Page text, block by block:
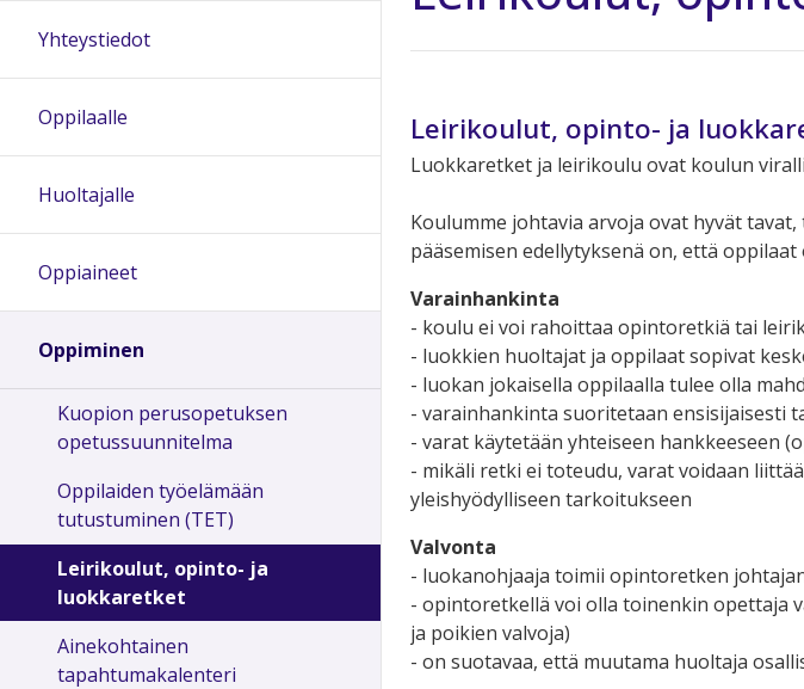
Leirikoulut, opinto- ja
Luokkaretket ja leirikoulu ovat koulun
Koulumme johtavia arvoja ovat hyvät
pääsemisen edellytyksenä on, että
Varainhankinta
- koulu ei voi rahoittaa opintoretkiä tai
- luokkien huoltajat ja oppilaat sopivat
- luokan jokaisella oppilaalla tulee olla
- varainhankinta suoritetaan ensisijaisesti
- varat käytetään yhteiseen hankkeeseen
- mikäli retki ei toteudu, varat voidaan
yleishyödylliseen tarkoitukseen
Valvonta
- luokanohjaaja toimii opintoretken
- opintoretkellä voi olla toinenkin opettaja
ja poikien valvoja)
- on suotavaa, että muutama huoltaja
Yhteystiedot
Oppilaalle
Huoltajalle
Oppiaineet
Oppiminen
Kuopion perusopetuksen
opetussuunnitelma
Oppilaiden työelämään
tutustuminen (TET)
Leirikoulut, opinto- ja
luokkaretket
Ainekohtainen
tapahtumakalenteri